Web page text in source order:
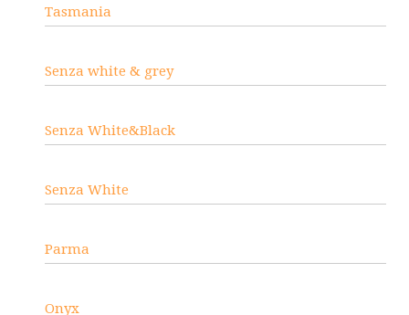
Tasmania
Senza white & grey
Senza White&Black
Senza White
Parma
Onyx